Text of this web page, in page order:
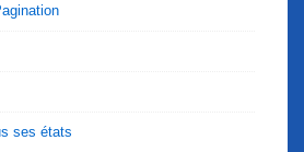
ses états